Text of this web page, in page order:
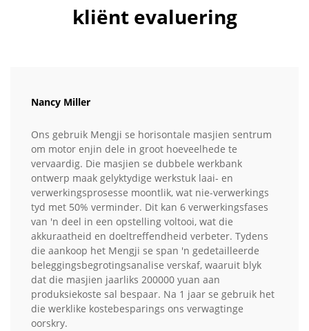
kliënt evaluering
Nancy Miller
Ons gebruik Mengji se horisontale masjien sentrum
om motor enjin dele in groot hoeveelhede te
vervaardig. Die masjien se dubbele werkbank
ontwerp maak gelyktydige werkstuk laai- en
verwerkingsprosesse moontlik, wat nie-verwerkings
tyd met 50% verminder. Dit kan 6 verwerkingsfases
van 'n deel in een opstelling voltooi, wat die
akkuraatheid en doeltreffendheid verbeter. Tydens
die aankoop het Mengji se span 'n gedetailleerde
beleggingsbegrotingsanalise verskaf, waaruit blyk
dat die masjien jaarliks 200000 yuan aan
produksiekoste sal bespaar. Na 1 jaar se gebruik het
die werklike kostebesparings ons verwagtinge
oorskry.